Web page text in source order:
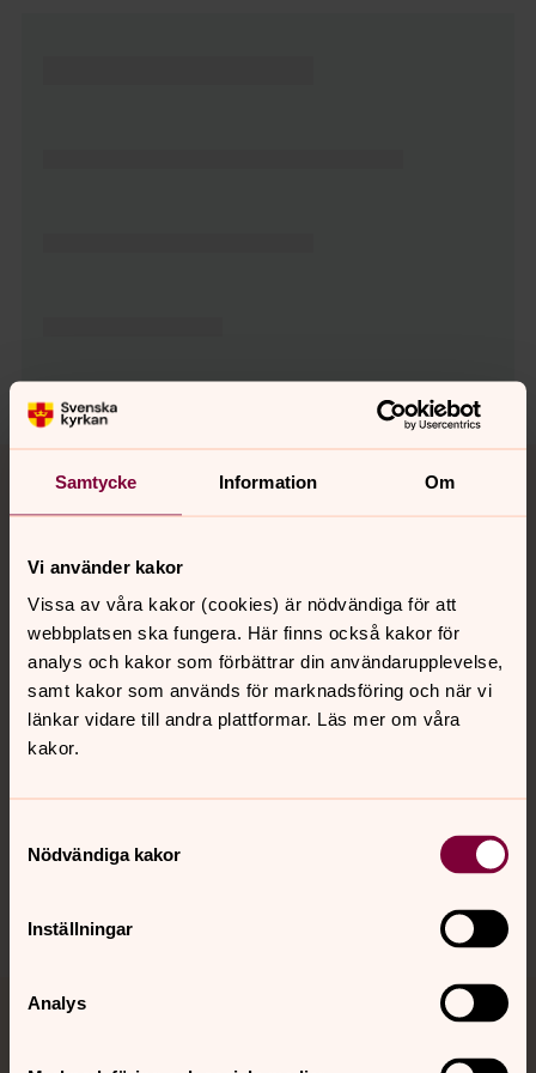
Samtycke Information Om
Vi använder kakor
Vissa av våra kakor (cookies) är nödvändiga för att
webbplatsen ska fungera. Här finns också kakor för
analys och kakor som förbättrar din användarupplevelse,
samt kakor som används för marknadsföring och när vi
länkar vidare till andra plattformar. Läs mer om våra
kakor.
Nödvändiga kakor
Inställningar
Analys
Tillbaka till toppen
Tillbaka till innehållet
Kontakt
Kalender
Hitta snabbt
Sociala kanaler